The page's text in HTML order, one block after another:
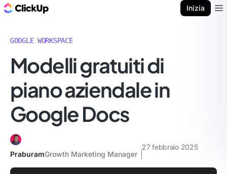
Inizia
GOOGLE WORKSPACE
Modelli gratuiti di
piano aziendale in
Google Docs
PraburamGrowth Marketing Manager
27 febbraio 2025